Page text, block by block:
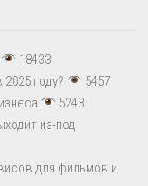
18433
году?
5457
5243
из-под
для фильмов и